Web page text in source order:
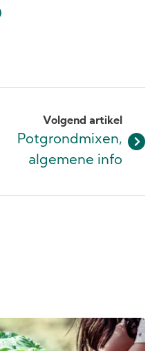
Volgend artikel
Potgrondmixen,
algemene info